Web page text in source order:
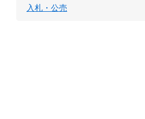
入札・公売